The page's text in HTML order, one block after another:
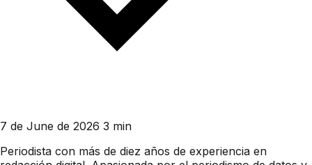
7 de June de 2026 3 min
Periodista con más de diez años de experiencia en